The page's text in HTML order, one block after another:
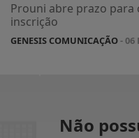
Prouni abre prazo
inscrição
GENESIS COMUNICAÇÃO- 06
Não